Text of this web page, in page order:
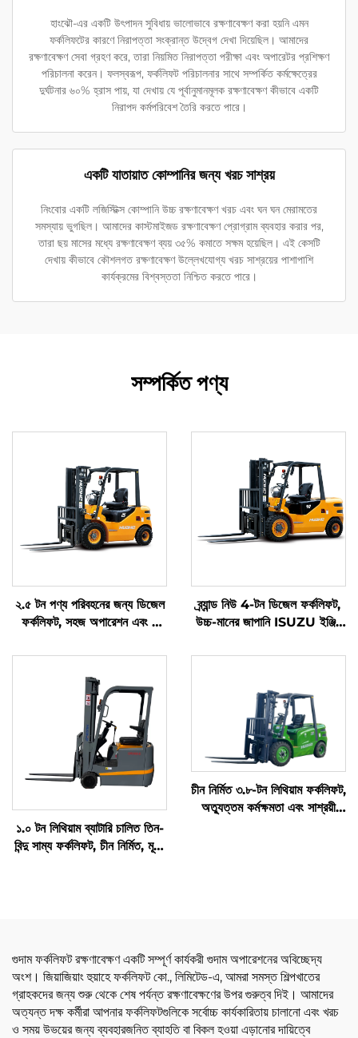
হাংঝৌ-এর একটি উৎপাদন সুবিধায় ভালোভাবে রক্ষণাবেক্ষণ করা হয়নি এমন
ফর্কলিফটের কারণে নিরাপত্তা সংক্রান্ত উদ্বেগ দেখা দিয়েছিল। আমাদের
রক্ষণাবেক্ষণ সেবা গ্রহণ করে, তারা নিয়মিত নিরাপত্তা পরীক্ষা এবং অপারেটর প্রশিক্ষণ
পরিচালনা করেন। ফলস্বরূপ, ফর্কলিফট পরিচালনার সাথে সম্পর্কিত কর্মক্ষেত্রের
দুর্ঘটনার ৬০% হ্রাস পায়, যা দেখায় যে পূর্বানুমানমূলক রক্ষণাবেক্ষণ কীভাবে একটি
নিরাপদ কর্মপরিবেশ তৈরি করতে পারে।
একটি যাতায়াত কোম্পানির জন্য খরচ সাশ্রয়
নিংবোর একটি লজিস্টিক্স কোম্পানি উচ্চ রক্ষণাবেক্ষণ খরচ এবং ঘন ঘন মেরামতের
সমস্যায় ভুগছিল। আমাদের কাস্টমাইজড রক্ষণাবেক্ষণ প্রোগ্রাম ব্যবহার করার পর,
তারা ছয় মাসের মধ্যে রক্ষণাবেক্ষণ ব্যয় ৩৫% কমাতে সক্ষম হয়েছিল। এই কেসটি
দেখায় কীভাবে কৌশলগত রক্ষণাবেক্ষণ উল্লেখযোগ্য খরচ সাশ্রয়ের পাশাপাশি
কার্যক্রমের বিশ্বস্ততা নিশ্চিত করতে পারে।
সম্পর্কিত পণ্য
২.৫ টন পণ্য পরিবহনের জন্য ডিজেল
ফর্কলিফট, সহজ অপারেশন এবং ৪
ব্র্যান্ড নিউ 4-টন ডিজেল ফর্কলিফট,
উচ্চ-মানের জাপানি ISUZU ইঞ্জিন
১.০ টন লিথিয়াম ব্যাটারি চালিত তিন-
বিন্দু সাম্য ফর্কলিফট, চীন নির্মিত, মূল্য
চীন নির্মিত ৩.৮-টন লিথিয়াম ফর্কলিফট,
অত্যুত্তম কর্মক্ষমতা এবং সাশ্রয়ী
গুদাম ফর্কলিফট রক্ষণাবেক্ষণ একটি সম্পূর্ণ কার্যকরী গুদাম অপারেশনের অবিচ্ছেদ্য
অংশ। জিয়াজিয়াং হুয়াহে ফর্কলিফট কো., লিমিটেড-এ, আমরা সমস্ত শিল্পখাতের
গ্রাহকদের জন্য শুরু থেকে শেষ পর্যন্ত রক্ষণাবেক্ষণের উপর গুরুত্ব দিই। আমাদের
অত্যন্ত দক্ষ কর্মীরা আপনার ফর্কলিফটগুলিকে সর্বোচ্চ কার্যকারিতায় চালানো এবং খরচ
ও সময় উভয়ের জন্য ব্যবহারজনিত ব্যাহতি বা বিকল হওয়া এড়ানোর দায়িত্বে